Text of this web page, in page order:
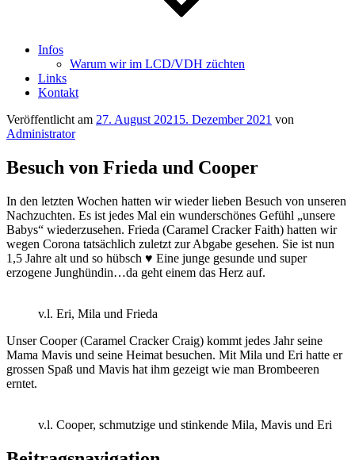
Infos
Warum wir im LCD/VDH züchten
Links
Kontakt
Veröffentlicht am 27. August 2021 5. Dezember 2021 von
Administrator
Besuch von Frieda und Cooper
In den letzten Wochen hatten wir wieder lieben Besuch von unseren
Nachzuchten. Es ist jedes Mal ein wunderschönes Gefühl „unsere
Babys“ wiederzusehen. Frieda (Caramel Cracker Faith) hatten wir
wegen Corona tatsächlich zuletzt zur Abgabe gesehen. Sie ist nun
1,5 Jahre alt und so hübsch ♥ Eine junge gesunde und super
erzogene Junghündin…da geht einem das Herz auf.
v.l. Eri, Mila und Frieda
Unser Cooper (Caramel Cracker Craig) kommt jedes Jahr seine
Mama Mavis und seine Heimat besuchen. Mit Mila und Eri hatte er
grossen Spaß und Mavis hat ihm gezeigt wie man Brombeeren
erntet.
v.l. Cooper, schmutzige und stinkende Mila, Mavis und Eri